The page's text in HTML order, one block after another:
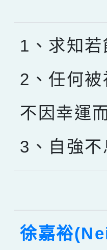
1、求知
2、任何
不因幸運
3、自強不
徐嘉裕